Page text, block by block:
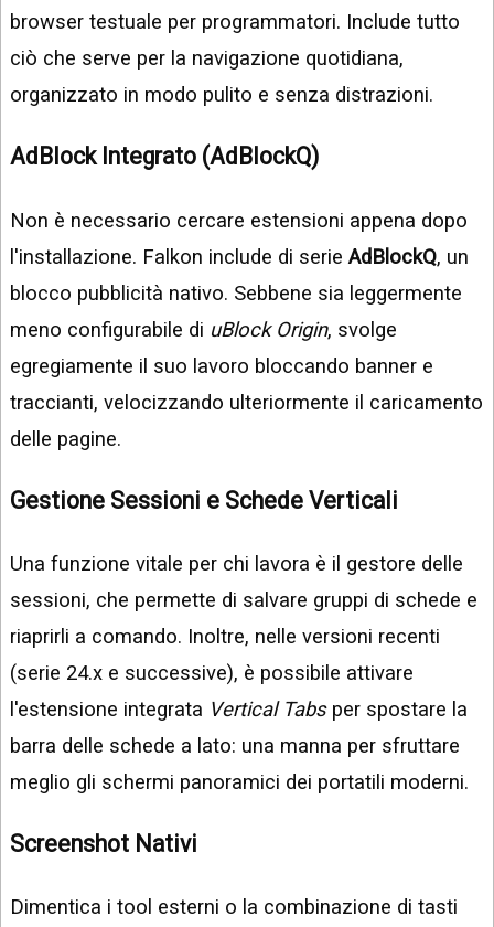
browser testuale per programmatori. Include tutto
ciò che serve per la navigazione quotidiana,
organizzato in modo pulito e senza distrazioni.
AdBlock Integrato (AdBlockQ)
Non è necessario cercare estensioni appena dopo
l'installazione. Falkon include di serie AdBlockQ, un
blocco pubblicità nativo. Sebbene sia leggermente
meno configurabile di uBlock Origin, svolge
egregiamente il suo lavoro bloccando banner e
traccianti, velocizzando ulteriormente il caricamento
delle pagine.
Gestione Sessioni e Schede Verticali
Una funzione vitale per chi lavora è il gestore delle
sessioni, che permette di salvare gruppi di schede e
riaprirli a comando. Inoltre, nelle versioni recenti
(serie 24.x e successive), è possibile attivare
l'estensione integrata Vertical Tabsper spostare la
barra delle schede a lato: una manna per sfruttare
meglio gli schermi panoramici dei portatili moderni.
Screenshot Nativi
Dimentica i tool esterni o la combinazione di tasti